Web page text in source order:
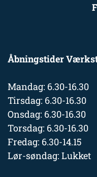
Åbningstider
Mandag: 6.30-16.30
Tirsdag: 6.30-16.30
Onsdag: 6.30-16.30
Torsdag: 6.30-16.30
Fredag: 6.30-14.15
Lør-søndag: Lukket